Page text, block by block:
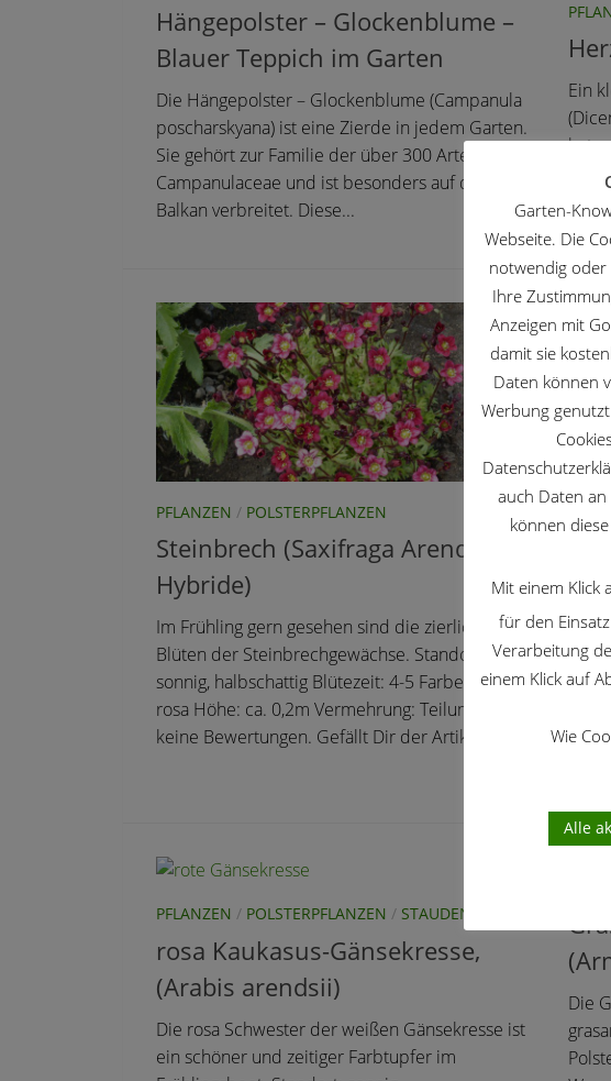
Hängepolster – Glockenblume –
Blauer Teppich im Garten
Die Hängepolster – Glockenblume (Campanula
poscharskyana) ist eine Zierde in jedem Garten.
Sie gehört zur Familie der über 300 Arten der
Campanulaceae und ist besonders auf dem
Balkan verbreitet. Diese...
Ein
hat
PFLANZEN / POLSTERPFLANZEN
Steinbrech (Saxifraga Arendsii-
Hybride)
Im Frühling gern gesehen sind die zierlichen
Blüten der Steinbrechgewächse. Standort:
sonnig, halbschattig Blütezeit: 4-5 Farbe: weiss,
rosa Höhe: ca. 0,2m Vermehrung: Teilung Noch
keine Bewertungen. Gefällt Dir der Artikel?...
–
PFLANZEN / POLSTERPFLANZEN / STAUDEN
rosa Kaukasus-Gänsekresse,
(Arabis arendsii)
Die rosa Schwester der weißen Gänsekresse ist
ein schöner und zeitiger Farbtupfer im
Die
Garten-
Webseite. Die
notwendig oder
Ihre
Anzeigen mit
damit sie
Daten können
Werbung
auch Daten
können
Mit einem Klick
für den
Verarbeitung
einem Klick auf
Wie
Alle